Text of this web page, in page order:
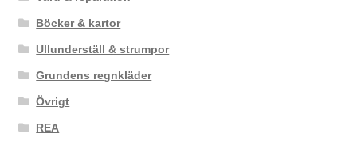
Böcker & kartor
Ullunderställ & strumpor
Grundens regnkläder
Övrigt
REA